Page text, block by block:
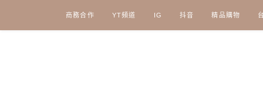
content
商務合作 YT頻道 IG 抖音 精品購物